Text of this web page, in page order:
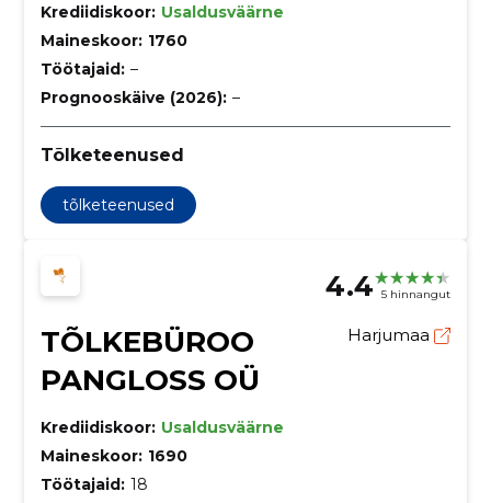
Krediidiskoor: Usaldusväärne
Maineskoor: 1760
Töötajaid: –
Prognooskäive (2026): –
Tõlketeenused
tõlketeenused
4.4 5 hinnangut
TÕLKEBÜROO
PANGLOSS OÜ
Harjumaa
Krediidiskoor: Usaldusväärne
Maineskoor: 1690
Töötajaid: 18